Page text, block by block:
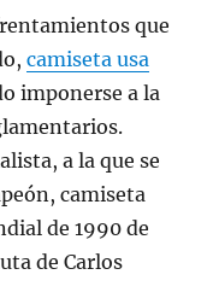
que
camiseta usa
imponerse a la
a la que se
camiseta
de 1990 de
de Carlos